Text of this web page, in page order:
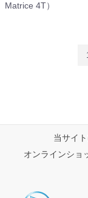
Matrice 4T）
当サイ
オンラインショ